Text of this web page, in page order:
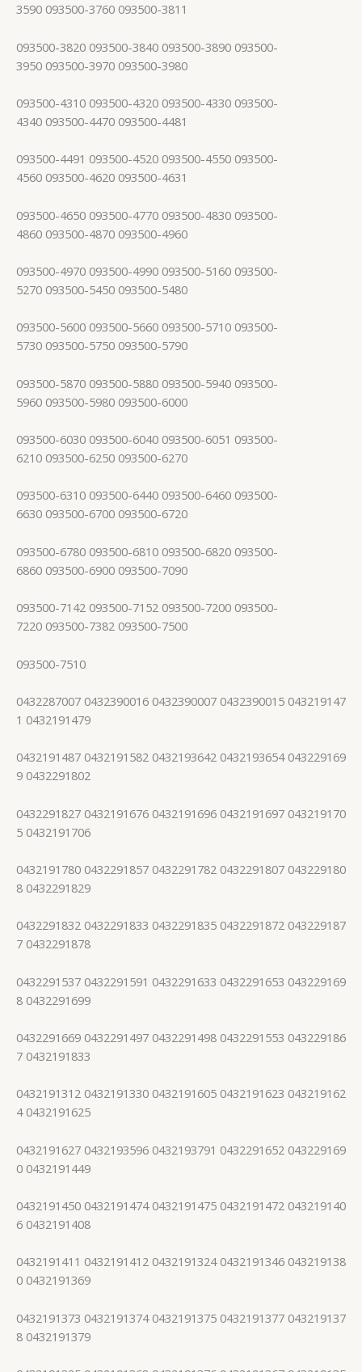
3590 093500-3760 093500-3811
093500-3820 093500-3840 093500-3890 093500-
3950 093500-3970 093500-3980
093500-4310 093500-4320 093500-4330 093500-
4340 093500-4470 093500-4481
093500-4491 093500-4520 093500-4550 093500-
4560 093500-4620 093500-4631
093500-4650 093500-4770 093500-4830 093500-
4860 093500-4870 093500-4960
093500-4970 093500-4990 093500-5160 093500-
5270 093500-5450 093500-5480
093500-5600 093500-5660 093500-5710 093500-
5730 093500-5750 093500-5790
093500-5870 093500-5880 093500-5940 093500-
5960 093500-5980 093500-6000
093500-6030 093500-6040 093500-6051 093500-
6210 093500-6250 093500-6270
093500-6310 093500-6440 093500-6460 093500-
6630 093500-6700 093500-6720
093500-6780 093500-6810 093500-6820 093500-
6860 093500-6900 093500-7090
093500-7142 093500-7152 093500-7200 093500-
7220 093500-7382 093500-7500
093500-7510
0432287007 0432390016 0432390007 0432390015 043219147
1 0432191479
0432191487 0432191582 0432193642 0432193654 043229169
9 0432291802
0432291827 0432191676 0432191696 0432191697 043219170
5 0432191706
0432191780 0432291857 0432291782 0432291807 043229180
8 0432291829
0432291832 0432291833 0432291835 0432291872 043229187
7 0432291878
0432291537 0432291591 0432291633 0432291653 043229169
8 0432291699
0432291669 0432291497 0432291498 0432291553 043229186
7 0432191833
0432191312 0432191330 0432191605 0432191623 043219162
4 0432191625
0432191627 0432193596 0432193791 0432291652 043229169
0 0432191449
0432191450 0432191474 0432191475 0432191472 043219140
6 0432191408
0432191411 0432191412 0432191324 0432191346 043219138
0 0432191369
0432191373 0432191374 0432191375 0432191377 043219137
8 0432191379